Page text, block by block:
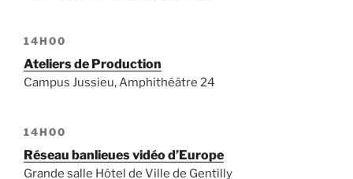
14H00
Ateliers de Production
Campus Jussieu, Amphithéâtre 24
14H00
Réseau banlieues vidéo d’Europe
Grande salle Hôtel de Ville de Gentilly